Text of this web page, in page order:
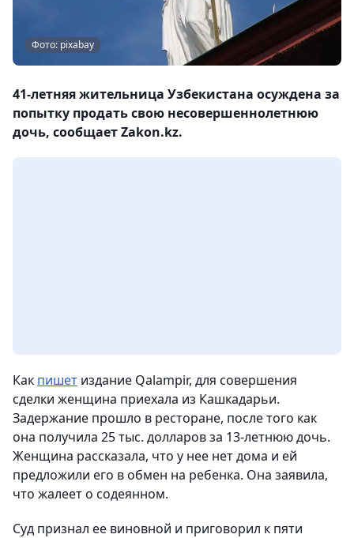
Фото: pixabay
41-летняя жительница Узбекистана осуждена за
попытку продать свою несовершеннолетнюю
дочь, сообщает Zakon.kz.
Как пишет издание Qalampir, для совершения
сделки женщина приехала из Кашкадарьи.
Задержание прошло в ресторане, после того как
она получила 25 тыс. долларов за 13-летнюю дочь.
Женщина рассказала, что у нее нет дома и ей
предложили его в обмен на ребенка. Она заявила,
что жалеет о содеянном.
Суд признал ее виновной и приговорил к пяти